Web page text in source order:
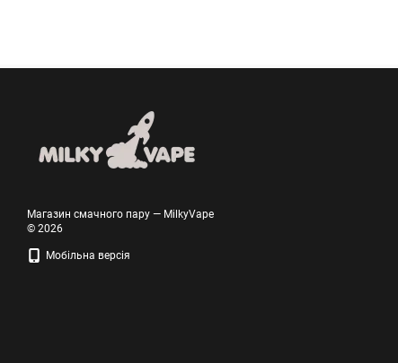
Магазин смачного пару — MilkyVape
© 2026
Мобільна версія